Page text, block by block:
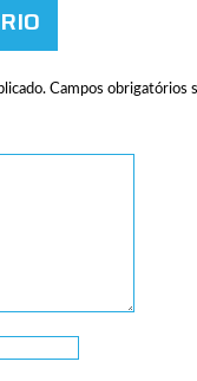
Campos obrigatórios